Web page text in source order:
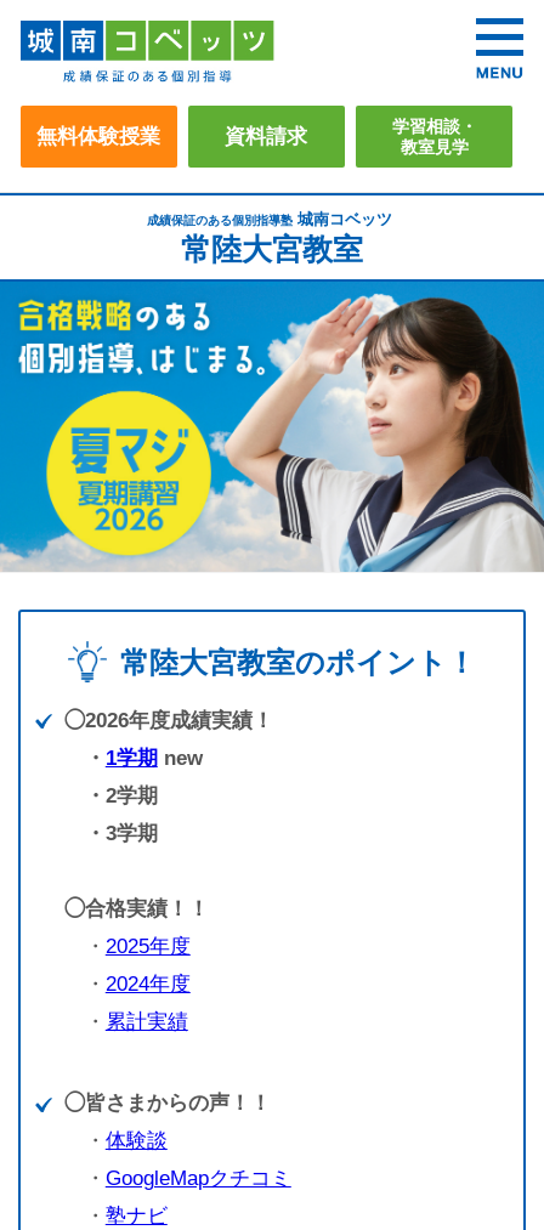
無料体験授業 資料請求
学習相談・
教室見学
成績保証のある個別指導塾 城南コベッツ
常陸大宮教室
常陸大宮教室のポイント！
◯2026年度成績実績！
・ 1学期 new
・2学期
・3学期
◯合格実績！！
・ 2025年度
・ 2024年度
・ 累計実績
◯皆さまからの声！！
・ 体験談
・ GoogleMapクチコミ
・ 塾ナビ